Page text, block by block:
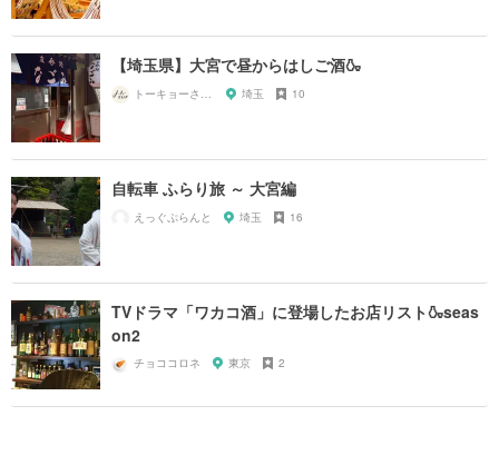
【埼玉県】大宮で昼からはしご酒🍶
トーキョーさんぽ 埼玉 10
自転車 ふらり旅 ～ 大宮編
えっぐぷらんと 埼玉 16
TVドラマ「ワカコ酒」に登場したお店リスト🍶seas
on2
チョココロネ 東京 2